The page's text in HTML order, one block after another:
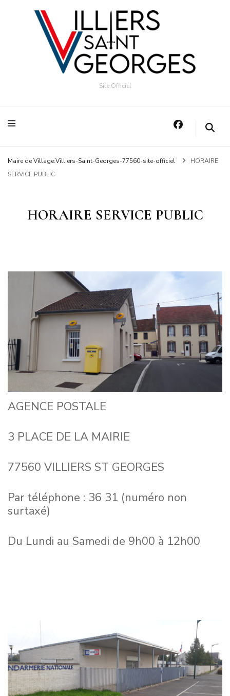
Site Officiel
Maire de Village:Villiers-Saint-Georges-77560-site-officiel
HORAIRE
SERVICE PUBLIC
HORAIRE SERVICE PUBLIC
AGENCE POSTALE
3 PLACE DE LA MAIRIE
77560 VILLIERS ST GEORGES
Par téléphone : 36 31 (numéro non
surtaxé)
Du Lundi au Samedi de 9h00 à 12h00